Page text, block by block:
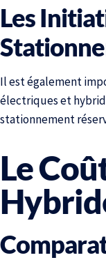
Les
Il est également
électriques et
stationnement
Le